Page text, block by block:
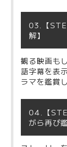
03.【
解】
観る映画も
語字幕を表
ラマを鑑賞
04.【
がら再び鑑